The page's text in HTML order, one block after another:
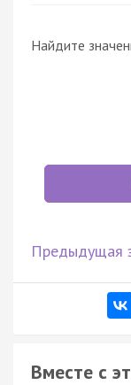
Найдите
Предыдущая
Вместе с